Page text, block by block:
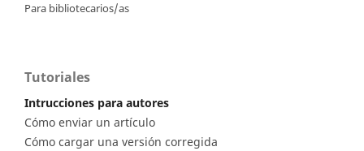
Para bibliotecarios/as
Tutoriales
Intrucciones para autores
Cómo enviar un artículo
Cómo cargar una versión corregida